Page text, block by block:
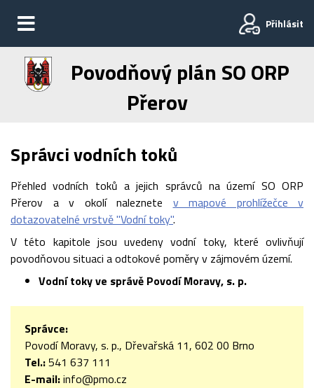
Přihlásit
Povodňový plán SO ORP
Přerov
Správci vodních toků
Přehled vodních toků a jejich správců na území SO ORP
Přerov a v okolí naleznete v mapové prohlížečce v
dotazovatelné vrstvě "Vodní toky".
V této kapitole jsou uvedeny vodní toky, které ovlivňují
povodňovou situaci a odtokové poměry v zájmovém území.
Vodní toky ve správě Povodí Moravy, s. p.
Správce:
Povodí Moravy, s. p., Dřevařská 11, 602 00 Brno
Tel.:541 637 111
E-mail:info@pmo.cz